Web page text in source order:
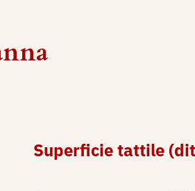
Superficie tattile